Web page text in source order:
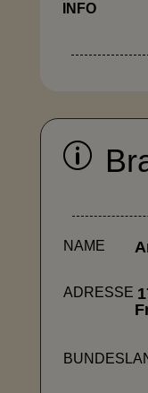
INFO
p
NAME
ADRESSE